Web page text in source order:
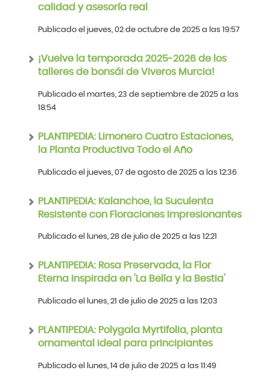
calidad y asesoría real
Publicado el jueves, 02 de octubre de 2025 a las 19:57
¡Vuelve la temporada 2025-2026 de los
talleres de bonsái de Viveros Murcia!
Publicado el martes, 23 de septiembre de 2025 a las
18:54
PLANTIPEDIA: Limonero Cuatro Estaciones,
la Planta Productiva Todo el Año
Publicado el jueves, 07 de agosto de 2025 a las 12:36
PLANTIPEDIA: Kalanchoe, la Suculenta
Resistente con Floraciones Impresionantes
Publicado el lunes, 28 de julio de 2025 a las 12:21
PLANTIPEDIA: Rosa Preservada, la Flor
Eterna Inspirada en 'La Bella y la Bestia'
Publicado el lunes, 21 de julio de 2025 a las 12:03
PLANTIPEDIA: Polygala Myrtifolia, planta
ornamental ideal para principiantes
Publicado el lunes, 14 de julio de 2025 a las 11:49